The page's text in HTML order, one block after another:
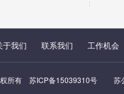
于我们 联系我们 工作机会
所有 苏ICP备15039310号 苏